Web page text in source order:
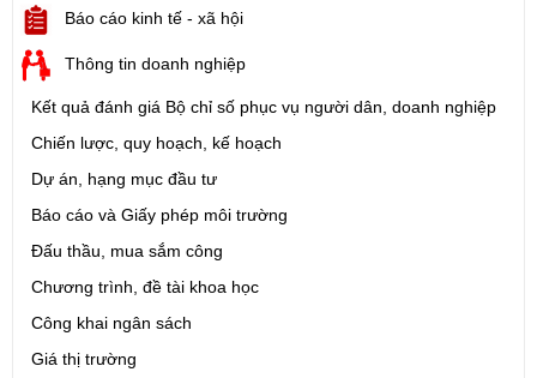
Báo cáo kinh tế - xã hội
Thông tin doanh nghiệp
Kết quả đánh giá Bộ chỉ số phục vụ người dân, doanh nghiệp
Chiến lược, quy hoạch, kế hoạch
Dự án, hạng mục đầu tư
Báo cáo và Giấy phép môi trường
Đấu thầu, mua sắm công
Chương trình, đề tài khoa học
Công khai ngân sách
Giá thị trường